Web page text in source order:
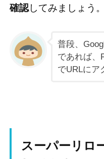
確認してみましょう。
普段、
であれば、
でURLにア
スーパーリロ